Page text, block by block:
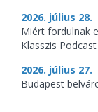
2026. július 28.
Miért fordulnak
Klasszis Podcast
2026. július 27.
Budapest